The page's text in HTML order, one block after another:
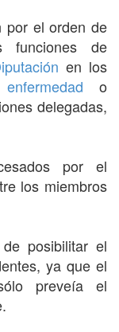
el orden de
de
en los
enfermedad o
delegadas,
por el
los miembros
posibilitar el
ya que el
preveía el